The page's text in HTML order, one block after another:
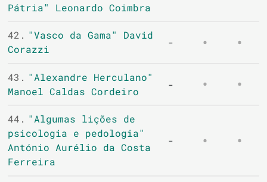
Pátria" Leonardo Coimbra
42. "Vasco da Gama" David
Corazzi
-
43. "Alexandre Herculano"
Manoel Caldas Cordeiro
-
44. "Algumas lições de
psicologia e pedologia"
António Aurélio da Costa
Ferreira
-